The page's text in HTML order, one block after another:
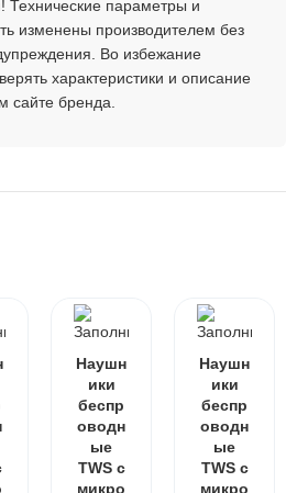
Технические параметры и
изменены производителем без
Во избежание
характеристики и описание
сайте бренда.
Наушн
ики
беспр
оводн
ые
TWS с
микро
Наушн
ики
беспр
оводн
ые
TWS с
микро